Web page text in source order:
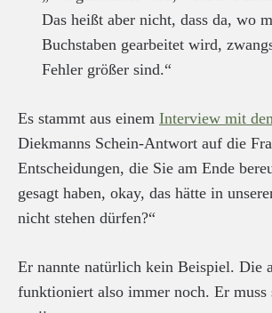
Das heißt aber nicht, dass da, wo
Buchstaben gearbeitet wird,
Fehler größer sind.“
Es stammt aus einem Interview mit
Diekmanns Schein-Antwort auf die
Entscheidungen, die Sie am Ende
gesagt haben, okay, das hätte in
nicht stehen dürfen?“
Er nannte natürlich kein Beispiel. Die
funktioniert also immer noch. Er muss